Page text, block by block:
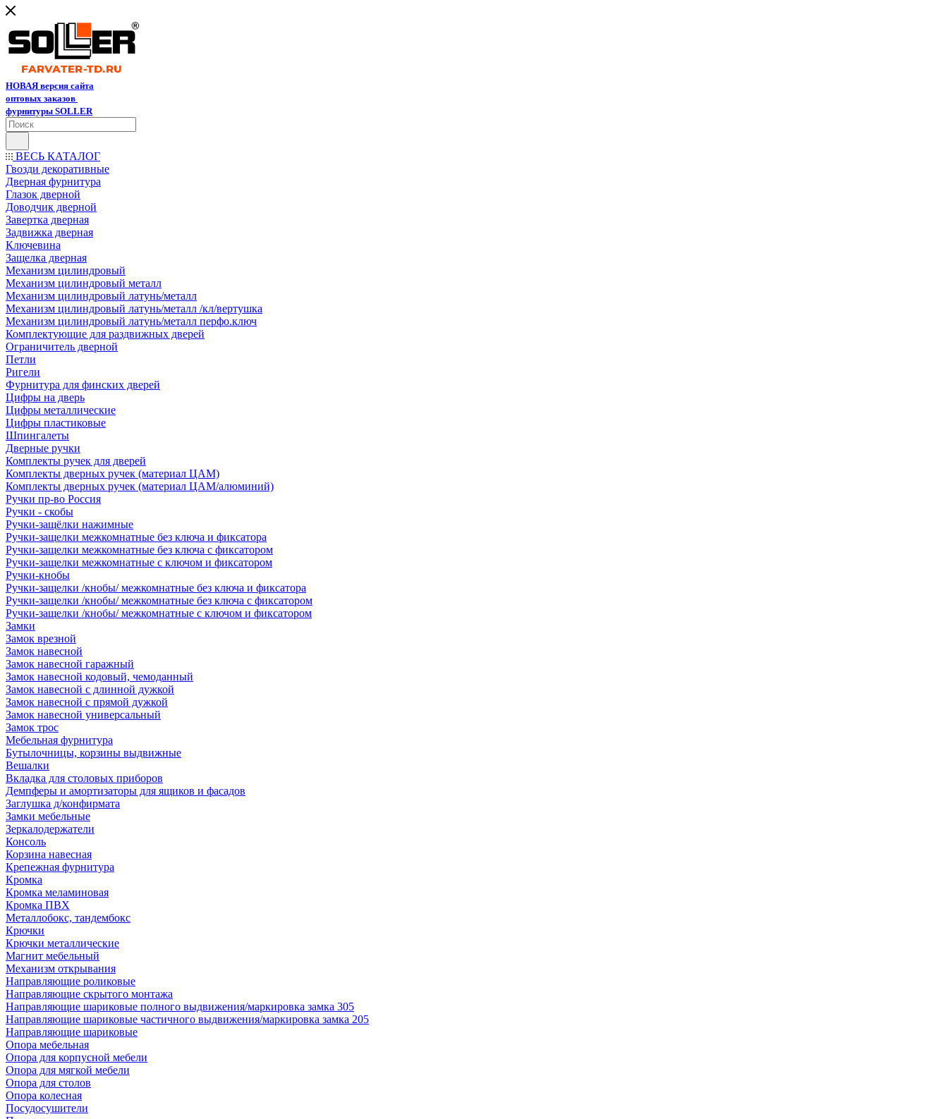
НОВАЯ версия сайта
оптовых заказов
фурнитуры SOLLER
ВЕСЬ КАТАЛОГ
Гвозди декоративные
Дверная фурнитура
Глазок дверной
Доводчик дверной
Завертка дверная
Задвижка дверная
Ключевина
Защелка дверная
Механизм цилиндровый
Механизм цилиндровый металл
Механизм цилиндровый латунь/металл
Механизм цилиндровый латунь/металл /кл/вертушка
Механизм цилиндровый латунь/металл перфо.ключ
Комплектующие для раздвижных дверей
Ограничитель дверной
Петли
Ригели
Фурнитура для финских дверей
Цифры на дверь
Цифры металлические
Цифры пластиковые
Шпингалеты
Дверные ручки
Комплекты ручек для дверей
Комплекты дверных ручек (материал ЦАМ)
Комплекты дверных ручек (материал ЦАМ/алюминий)
Ручки пр-во Россия
Ручки - скобы
Ручки-защёлки нажимные
Ручки-защелки межкомнатные без ключа и фиксатора
Ручки-защелки межкомнатные без ключа с фиксатором
Ручки-защелки межкомнатные с ключом и фиксатором
Ручки-кнобы
Ручки-защелки /кнобы/ межкомнатные без ключа и фиксатора
Ручки-защелки /кнобы/ межкомнатные без ключа с фиксатором
Ручки-защелки /кнобы/ межкомнатные с ключом и фиксатором
Замки
Замок врезной
Замок навесной
Замок навесной гаражный
Замок навесной кодовый, чемоданный
Замок навесной с длинной дужкой
Замок навесной с прямой дужкой
Замок навесной универсальный
Замок трос
Мебельная фурнитура
Бутылочницы, корзины выдвижные
Вешалки
Вкладка для столовых приборов
Демпферы и амортизаторы для ящиков и фасадов
Заглушка д/конфирмата
Замки мебельные
Зеркалодержатели
Консоль
Корзина навесная
Крепежная фурнитура
Кромка
Кромка меламиновая
Кромка ПВХ
Металлобокс, тандембокс
Крючки
Крючки металлические
Магнит мебельный
Механизм открывания
Направляющие роликовые
Направляющие скрытого монтажа
Направляющие шариковые полного выдвижения/маркировка замка 305
Направляющие шариковые частичного выдвижения/маркировка замка 205
Направляющие шариковые
Опора мебельная
Опора для корпусной мебели
Опора для мягкой мебели
Опора для столов
Опора колесная
Посудосушители